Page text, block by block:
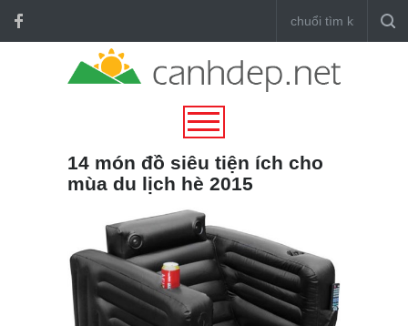
14 món đồ siêu tiện ích cho
mùa du lịch hè 2015